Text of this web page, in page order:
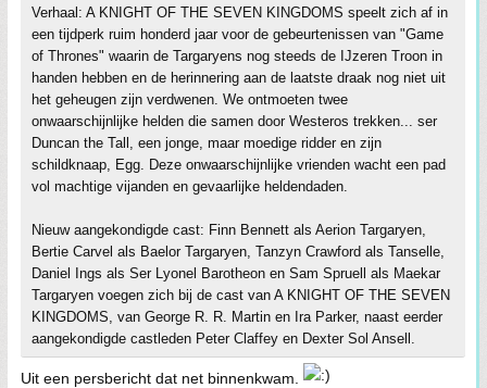
Verhaal: A KNIGHT OF THE SEVEN KINGDOMS speelt zich af in
een tijdperk ruim honderd jaar voor de gebeurtenissen van "Game
of Thrones" waarin de Targaryens nog steeds de IJzeren Troon in
handen hebben en de herinnering aan de laatste draak nog niet uit
het geheugen zijn verdwenen. We ontmoeten twee
onwaarschijnlijke helden die samen door Westeros trekken... ser
Duncan the Tall, een jonge, maar moedige ridder en zijn
schildknaap, Egg. Deze onwaarschijnlijke vrienden wacht een pad
vol machtige vijanden en gevaarlijke heldendaden.
Nieuw aangekondigde cast: Finn Bennett als Aerion Targaryen,
Bertie Carvel als Baelor Targaryen, Tanzyn Crawford als Tanselle,
Daniel Ings als Ser Lyonel Barotheon en Sam Spruell als Maekar
Targaryen voegen zich bij de cast van A KNIGHT OF THE SEVEN
KINGDOMS, van George R. R. Martin en Ira Parker, naast eerder
aangekondigde castleden Peter Claffey en Dexter Sol Ansell.
Uit een persbericht dat net binnenkwam.